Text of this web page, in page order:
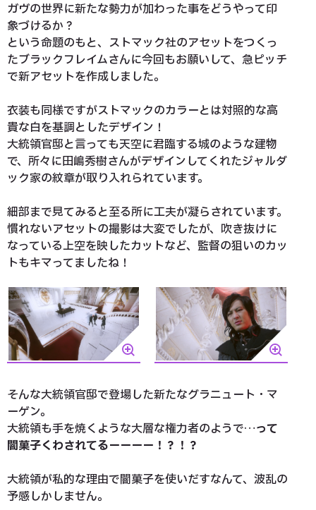
ガヴの世界に新たな勢力が加わった事をどうやって印
象づけるか？
という命題のもと、ストマック社のアセットをつくっ
たブラックフレイムさんに今回もお願いして、急ピッチ
で新アセットを作成しました。
衣装も同様ですがストマックのカラーとは対照的な高
貴な白を基調としたデザイン！
大統領官邸と言っても天空に君臨する城のような建物
で、所々に田嶋秀樹さんがデザインしてくれたジャルダ
ック家の紋章が取り入れられています。
細部まで見てみると至る所に工夫が凝らされています。
慣れないアセットの撮影は大変でしたが、吹き抜けに
なっている上空を映したカットなど、監督の狙いのカッ
トもキマってましたね！
そんな大統領官邸で登場した新たなグラニュート・マ
ーゲン。
大統領も手を焼くような大層な権力者のようで…って
闇菓子くわされてるーーーー！？！？
大統領が私的な理由で闇菓子を使いだすなんて、波乱の
予感しかしません。